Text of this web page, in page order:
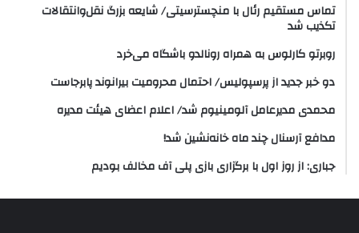
تماس مستقیم رئال با منچسترسیتی/ شایعه بزرگ نقل‌وانتقالات
تکذیب شد
روبرتو کارلوس به همراه رونالدو باشگاه می‌خرد
دو خبر جدید از پرسپولیس/ احتمال محرومیت بیرانوند پابرجاست
محمدی مدیرعامل آلومینیوم شد/ اعلام اعضای هیئت‌ مدیره
مدافع آرسنال چند ماه خانه‌نشین شد!
جباری: از روز اول با برگزاری بازی پلی آف مخالف بودیم